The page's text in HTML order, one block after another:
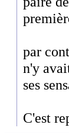
par
n'y
ses
C'est